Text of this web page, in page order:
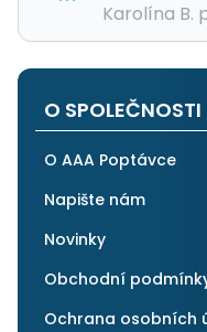
Karolína B.
O SPOLEČNOSTI
O AAA Poptávce
Napište nám
Novinky
Obchodní
Ochrana osobních